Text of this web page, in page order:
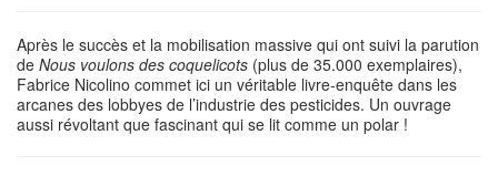
Après le succès et la mobilisation massive qui ont suivi la parution
de Nous voulons des coquelicots (plus de 35.000 exemplaires),
Fabrice Nicolino commet ici un véritable livre-enquête dans les
arcanes des lobbyes de l’industrie des pesticides. Un ouvrage
aussi révoltant que fascinant qui se lit comme un polar !